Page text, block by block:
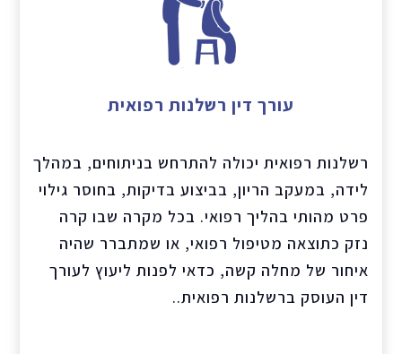
עורך דין רשלנות רפואית
רשלנות רפואית יכולה להתרחש בניתוחים, במהלך
לידה, במעקב הריון, בביצוע בדיקות, בחוסר גילוי
פרט מהותי בהליך רפואי. בכל מקרה שבו קרה
נזק כתוצאה מטיפול רפואי, או שמתברר שהיה
איחור של מחלה קשה, כדאי לפנות ליעוץ לעורך
דין העוסק ברשלנות רפואית..